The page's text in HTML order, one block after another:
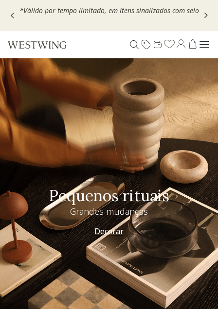
Escolha seu VOUCHER e ganhe até 30% OFF*: useMOVEL30,
Pequenos rituais
Grandes mudanças
Decorar